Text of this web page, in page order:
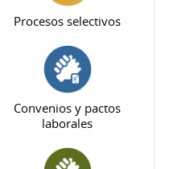
Procesos selectivos
Convenios y pactos
laborales